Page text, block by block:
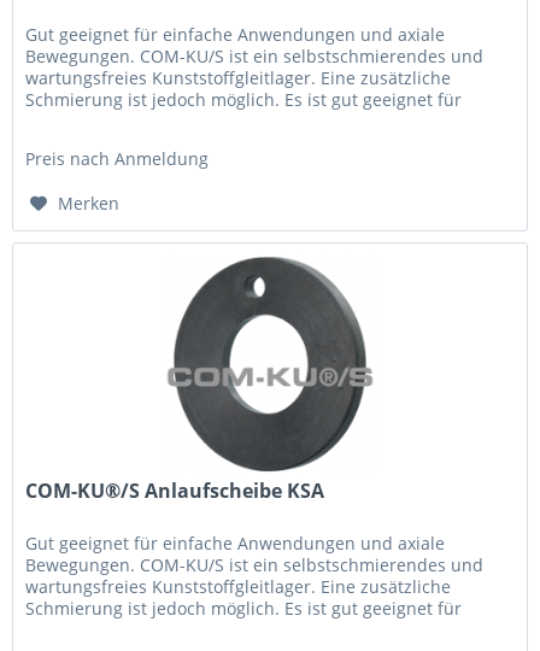
Gut geeignet für einfache Anwendungen und axiale
Bewegungen. COM-KU/S ist ein selbstschmierendes und
wartungsfreies Kunststoffgleitlager. Eine zusätzliche
Schmierung ist jedoch möglich. Es ist gut geeignet für
Preis nach Anmeldung
Merken
COM-KU®/S Anlaufscheibe KSA
Gut geeignet für einfache Anwendungen und axiale
Bewegungen. COM-KU/S ist ein selbstschmierendes und
wartungsfreies Kunststoffgleitlager. Eine zusätzliche
Schmierung ist jedoch möglich. Es ist gut geeignet für